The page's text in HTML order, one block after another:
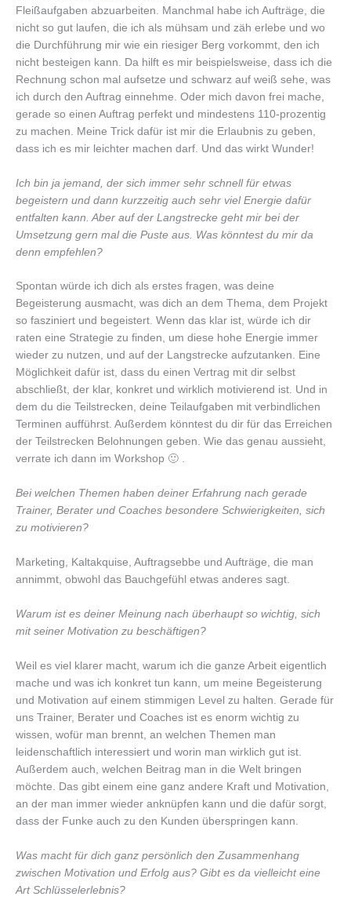
Fleißaufgaben abzuarbeiten. Manchmal habe ich Aufträge, die
nicht so gut laufen, die ich als mühsam und zäh erlebe und wo
die Durchführung mir wie ein riesiger Berg vorkommt, den ich
nicht besteigen kann. Da hilft es mir beispielsweise, dass ich die
Rechnung schon mal aufsetze und schwarz auf weiß sehe, was
ich durch den Auftrag einnehme. Oder mich davon frei mache,
gerade so einen Auftrag perfekt und mindestens 110-prozentig
zu machen. Meine Trick dafür ist mir die Erlaubnis zu geben,
dass ich es mir leichter machen darf. Und das wirkt Wunder!
Ich bin ja jemand, der sich immer sehr schnell für etwas
begeistern und dann kurzzeitig auch sehr viel Energie dafür
entfalten kann. Aber auf der Langstrecke geht mir bei der
Umsetzung gern mal die Puste aus. Was könntest du mir da
denn empfehlen?
Spontan würde ich dich als erstes fragen, was deine
Begeisterung ausmacht, was dich an dem Thema, dem Projekt
so fasziniert und begeistert. Wenn das klar ist, würde ich dir
raten eine Strategie zu finden, um diese hohe Energie immer
wieder zu nutzen, und auf der Langstrecke aufzutanken. Eine
Möglichkeit dafür ist, dass du einen Vertrag mit dir selbst
abschließt, der klar, konkret und wirklich motivierend ist. Und in
dem du die Teilstrecken, deine Teilaufgaben mit verbindlichen
Terminen aufführst. Außerdem könntest du dir für das Erreichen
der Teilstrecken Belohnungen geben. Wie das genau aussieht,
verrate ich dann im Workshop 🙂 .
Bei welchen Themen haben deiner Erfahrung nach gerade
Trainer, Berater und Coaches besondere Schwierigkeiten, sich
zu motivieren?
Marketing, Kaltakquise, Auftragsebbe und Aufträge, die man
annimmt, obwohl das Bauchgefühl etwas anderes sagt.
Warum ist es deiner Meinung nach überhaupt so wichtig, sich
mit seiner Motivation zu beschäftigen?
Weil es viel klarer macht, warum ich die ganze Arbeit eigentlich
mache und was ich konkret tun kann, um meine Begeisterung
und Motivation auf einem stimmigen Level zu halten. Gerade für
uns Trainer, Berater und Coaches ist es enorm wichtig zu
wissen, wofür man brennt, an welchen Themen man
leidenschaftlich interessiert und worin man wirklich gut ist.
Außerdem auch, welchen Beitrag man in die Welt bringen
möchte. Das gibt einem eine ganz andere Kraft und Motivation,
an der man immer wieder anknüpfen kann und die dafür sorgt,
dass der Funke auch zu den Kunden überspringen kann.
Was macht für dich ganz persönlich den Zusammenhang
zwischen Motivation und Erfolg aus? Gibt es da vielleicht eine
Art Schlüsselerlebnis?